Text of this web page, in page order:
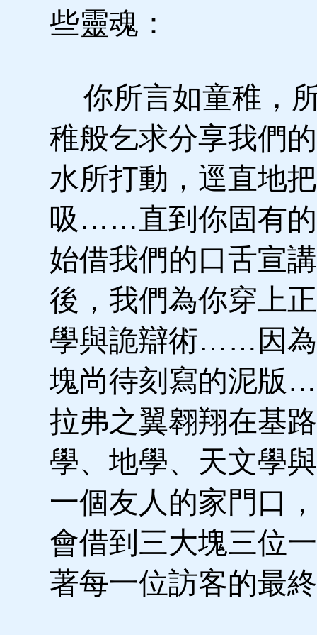
些靈魂：
你所言如童稚，
稚般乞求分享我們
水所打動，逕直地
吸……直到你固有的
始借我們的口舌宣
後，我們為你穿上
學與詭辯術……因為
塊尚待刻寫的泥版
拉弗之翼翱翔在基
學、地學、天文學
一個友人的家門口
會借到三大塊三位
著每一位訪客的最